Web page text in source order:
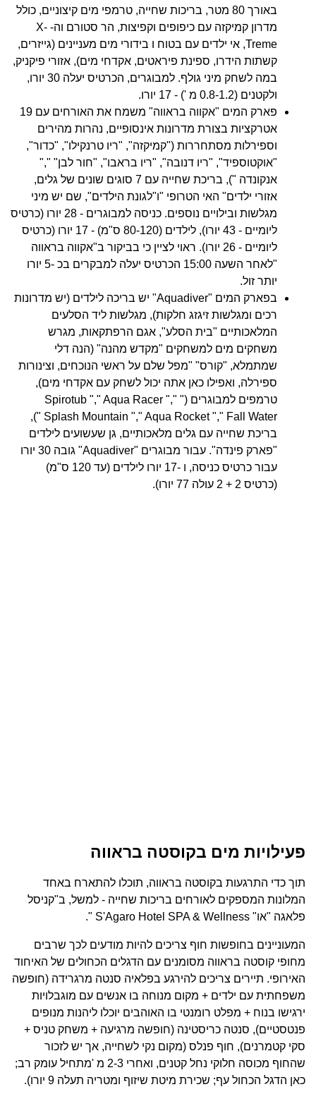
באורך 80 מטר, בריכות שחייה, טרמפי מים קיצוניים, כולל
מדרון קמיקזה עם כיפופים וקפיצות, הר סטורם וה- X-
Treme, אי ילדים עם בטוח ו בידורי מים מעניינים (גייזרים,
קשתות הידרו, ספינת פיראטים, אקדחי מים), אזורי פיקניק,
במה לשחק מיני גולף. למבוגרים, הכרטיס יעלה 30 יורו,
ולקטנים (0.8-1.2 מ ') - 17 יורו.
פארק המים "אקווה בראווה" משמח את האורחים עם 19
אטרקציות בצורת מדרונות אינסופיים, נהרות מהירים
וספירלות מסתחררות ("קמיקזה", "ריו טרנקילו", "כדור",
"אוקטוספיד", "ריו דנובה", "ריו בראבו", "חור לבן" ","
אנקונדה "), בריכת שחייה עם 7 סוגים שונים של גלים,
אזורי ילדים" האי הטרופי "ו"לגונת הילדים", שם יש מיני
מגלשות ובילויים נוספים. כניסה למבוגרים - 28 יורו (כרטיס
ליומיים - 43 יורו), לילדים (80-120 ס"מ) - 17 יורו (כרטיס
ליומיים - 26 יורו). ראוי לציין כי בביקור ב"אקווה בראווה
"לאחר השעה 15:00 הכרטיס יעלה למבקרים בכ -5 יורו
יותר זול.
בפארק המים "Aquadiver" יש בריכה לילדים (יש מדרונות
רכים ומגלשות זיגזג חלקות), מגלשות ליד הסלעים
המלאכותיים "בית הסלע", אגם הרפתקאות, מגרש
משחקים מים למשחקים "מקדש מהנה" (הנה דלי
שמתמלא, "קורס" "מפל שלם על ראשי הנוכחים, וצינורות
ספירלה, ואפילו כאן אתה יכול לשחק עם אקדחי מים),
טרמפים למבוגרים (" Spirotub "," Aqua Racer ","
Splash Mountain "," Aqua Rocket "," Fall Water "),
בריכת שחייה עם גלים מלאכותיים, גן שעשועים לילדים
"פארק פינדה". עבור מבוגרים "Aquadiver" גובה 30 יורו
עבור כרטיס כניסה, ו -17 יורו לילדים (עד 120 ס"מ)
(כרטיס 2 + 2 עולה 77 יורו).
פעילויות מים בקוסטה בראווה
תוך כדי התרגעות בקוסטה בראווה, תוכלו להתארח באחד
המלונות המספקים לאורחים בריכות שחייה - למשל, ב"קניסל
פלאגה "או" S'Agaro Hotel SPA & Wellness ".
המעוניינים בחופשות חוף צריכים להיות מודעים לכך שרבים
מחופי קוסטה בראווה מסומנים עם הדגלים הכחולים של האיחוד
האירופי. תיירים צריכים להירגע בפלאיה סנטה מרגרידה (חופשה
משפחתית עם ילדים + מקום מנוחה בו אנשים עם מוגבלויות
ירגישו בנוח + מפלט רומנטי בו האוהבים יוכלו ליהנות מנופים
פנטסטיים), סנטה כריסטינה (חופשה מרגיעה + משחק טניס +
סקי קטמרנים), חוף פנלס (מקום נקי לשחייה, אך יש לזכור
שהחוף מכוסה חלוקי נחל קטנים, ואחרי 2-3 מ 'מתחיל עומק רב;
כאן הדגל הכחול עף; שכירת מיטת שיזוף ומטריה תעלה 9 יורו).